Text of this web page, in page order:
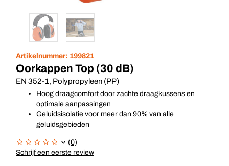
Artikelnummer: 199821
Oorkappen Top (30 dB)
EN 352-1, Polypropyleen (PP)
Hoog draagcomfort door zachte draagkussens en
optimale aanpassingen
Geluidsisolatie voor meer dan 90% van alle
geluidsgebieden
(0)
Schrijf een eerste review